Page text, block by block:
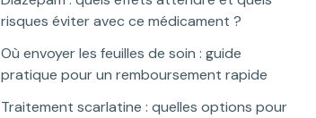
risques éviter avec ce médicament ?
Où envoyer les feuilles de soin : guide
pratique pour un remboursement rapide
Traitement scarlatine : quelles options pour